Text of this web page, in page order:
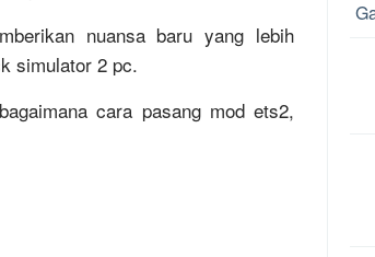
nuansa baru yang lebih
simulator 2 pc.
cara pasang mod ets2,